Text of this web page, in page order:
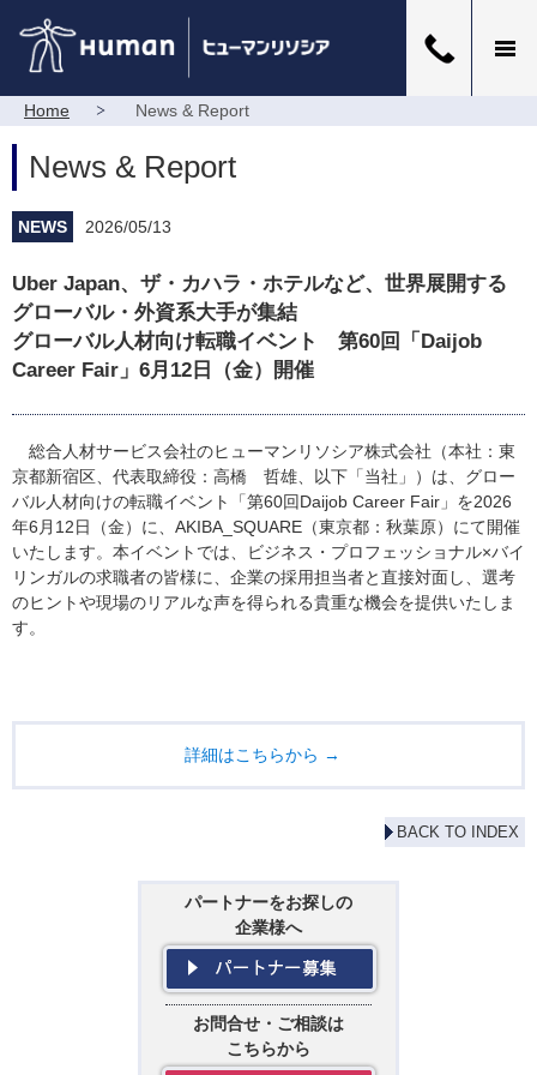
Home News & Report
News & Report
NEWS 2026/05/13
Uber Japan、ザ・カハラ・ホテルなど、世界展開する
グローバル・外資系大手が集結
グローバル人材向け転職イベント 第60回「Daijob
Career Fair」6月12日（金）開催
総合人材サービス会社のヒューマンリソシア株式会社（本社：東
京都新宿区、代表取締役：高橋 哲雄、以下「当社」）は、グロー
バル人材向けの転職イベント「第60回Daijob Career Fair」を2026
年6月12日（金）に、AKIBA_SQUARE（東京都：秋葉原）にて開催
いたします。本イベントでは、ビジネス・プロフェッショナル×バイ
リンガルの求職者の皆様に、企業の採用担当者と直接対面し、選考
のヒントや現場のリアルな声を得られる貴重な機会を提供いたしま
す。
詳細はこちらから →
BACK TO INDEX
パートナーをお探しの
企業様へ
お問合せ・ご相談は
こちらから